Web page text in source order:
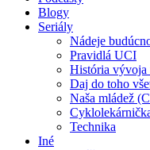
Blogy
Seriály
Nádeje
Pravidlá UCI
História vývoja
Daj do toho
Naša mládež
Technika
Iné